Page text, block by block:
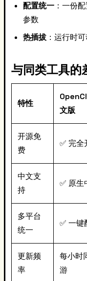
配置统一 ：一份
参数
热插拔 ：运行时
与同类工具的
特性
文版
开源免
费
✅ 完全
中文支
持
✅ 原生
多平台
统一
✅ 一键
更新频
率
每小时
游